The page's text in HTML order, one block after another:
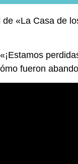
«La Casa de
fueron